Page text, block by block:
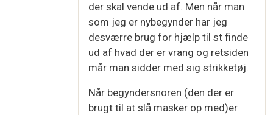
der skal vende ud af. Men når man
som jeg er nybegynder har jeg
desværre brug for hjælp til st finde
ud af hvad der er vrang og retsiden
mår man sidder med sig strikketøj.
Når begyndersnoren (den der er
brugt til at slå masker op med)er